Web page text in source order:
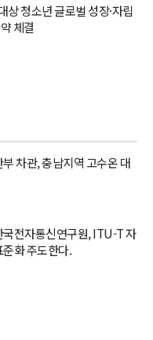
상 청소년 글로벌 성장·자립
체결
차관, 충남지역 고수온 대
국전자통신연구원, ITU-T 자
화 주도한다.